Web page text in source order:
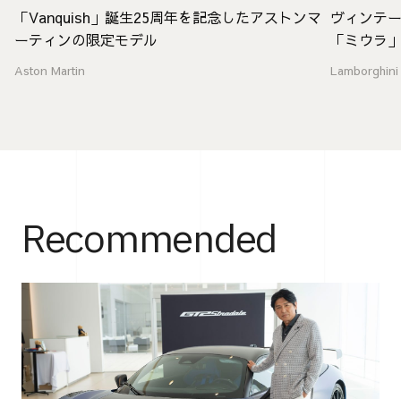
「Vanquish」誕生25周年を記念したアストンマ
ーティンの限定モデル
Aston Martin
ヴィンテ
「ミウラ
Lamborghini
Recommended